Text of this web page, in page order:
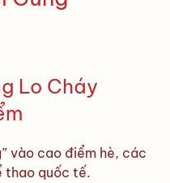
Lo Cháy
vào cao điểm hè, các
thao quốc tế.